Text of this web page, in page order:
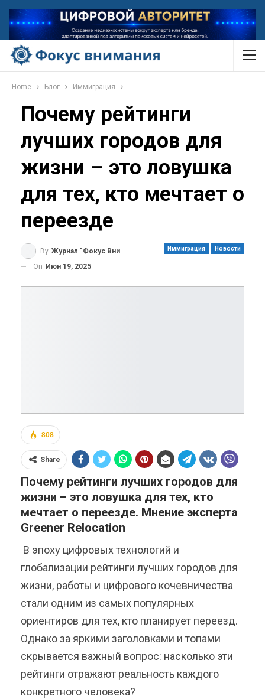
Home Блог Иммиграция
Почему рейтинги
лучших городов для
жизни – это ловушка
для тех, кто мечтает о
переезде
Иммиграция Новости
By Журнал "Фокус Внимания"
On Июн 19, 2025
808
Share
Почему рейтинги лучших городов для
жизни – это ловушка для тех, кто
мечтает о переезде. Мнение эксперта
Greener Relocation
В эпоху цифровых технологий и
глобализации рейтинги лучших городов для
жизни, работы и цифрового кочевничества
стали одним из самых популярных
ориентиров для тех, кто планирует переезд.
Однако за яркими заголовками и топами
скрывается важный вопрос: насколько эти
рейтинги отражают реальность каждого
конкретного человека?